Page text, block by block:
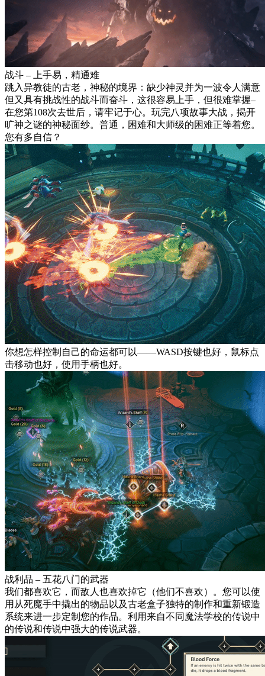
战斗 – 上手易，精通难
跳入异教徒的古老，神秘的境界：缺少神灵并为一波令人满意
但又具有挑战性的战斗而奋斗，这很容易上手，但很难掌握–
在您第108次去世后，请牢记于心。玩完八项故事大战，揭开
旷神之谜的神秘面纱。普通，困难和大师级的困难正等着您。
您有多自信？
你想怎样控制自己的命运都可以——WASD按键也好，鼠标点
击移动也好，使用手柄也好。
战利品 – 五花八门的武器
我们都喜欢它，而敌人也喜欢掉它（他们不喜欢）。您可以使
用从死魔手中撬出的物品以及古老盒子独特的制作和重新锻造
系统来进一步定制您的作品。利用来自不同魔法学校的传说中
的传说和传说中强大的传说武器。